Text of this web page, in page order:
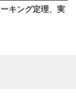
キング定理、実